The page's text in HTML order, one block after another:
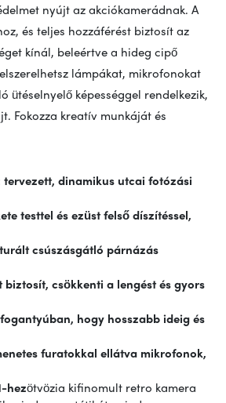
nyújt az akciókamerádnak. A
és teljes hozzáférést biztosít az
kínál, beleértve a hideg cipő
lámpákat, mikrofonokat
ütéselnyelő képességgel rendelkezik,
Fokozza kreatív munkáját és
dinamikus utcai fotózási
testtel és ezüst felső díszítéssel,
csúszásgátló párnázás
csökkenti a lengést és gyors
hogy hosszabb ideig és
furatokkal ellátva mikrofonok,
hezötvözia kifinomult retro kamera